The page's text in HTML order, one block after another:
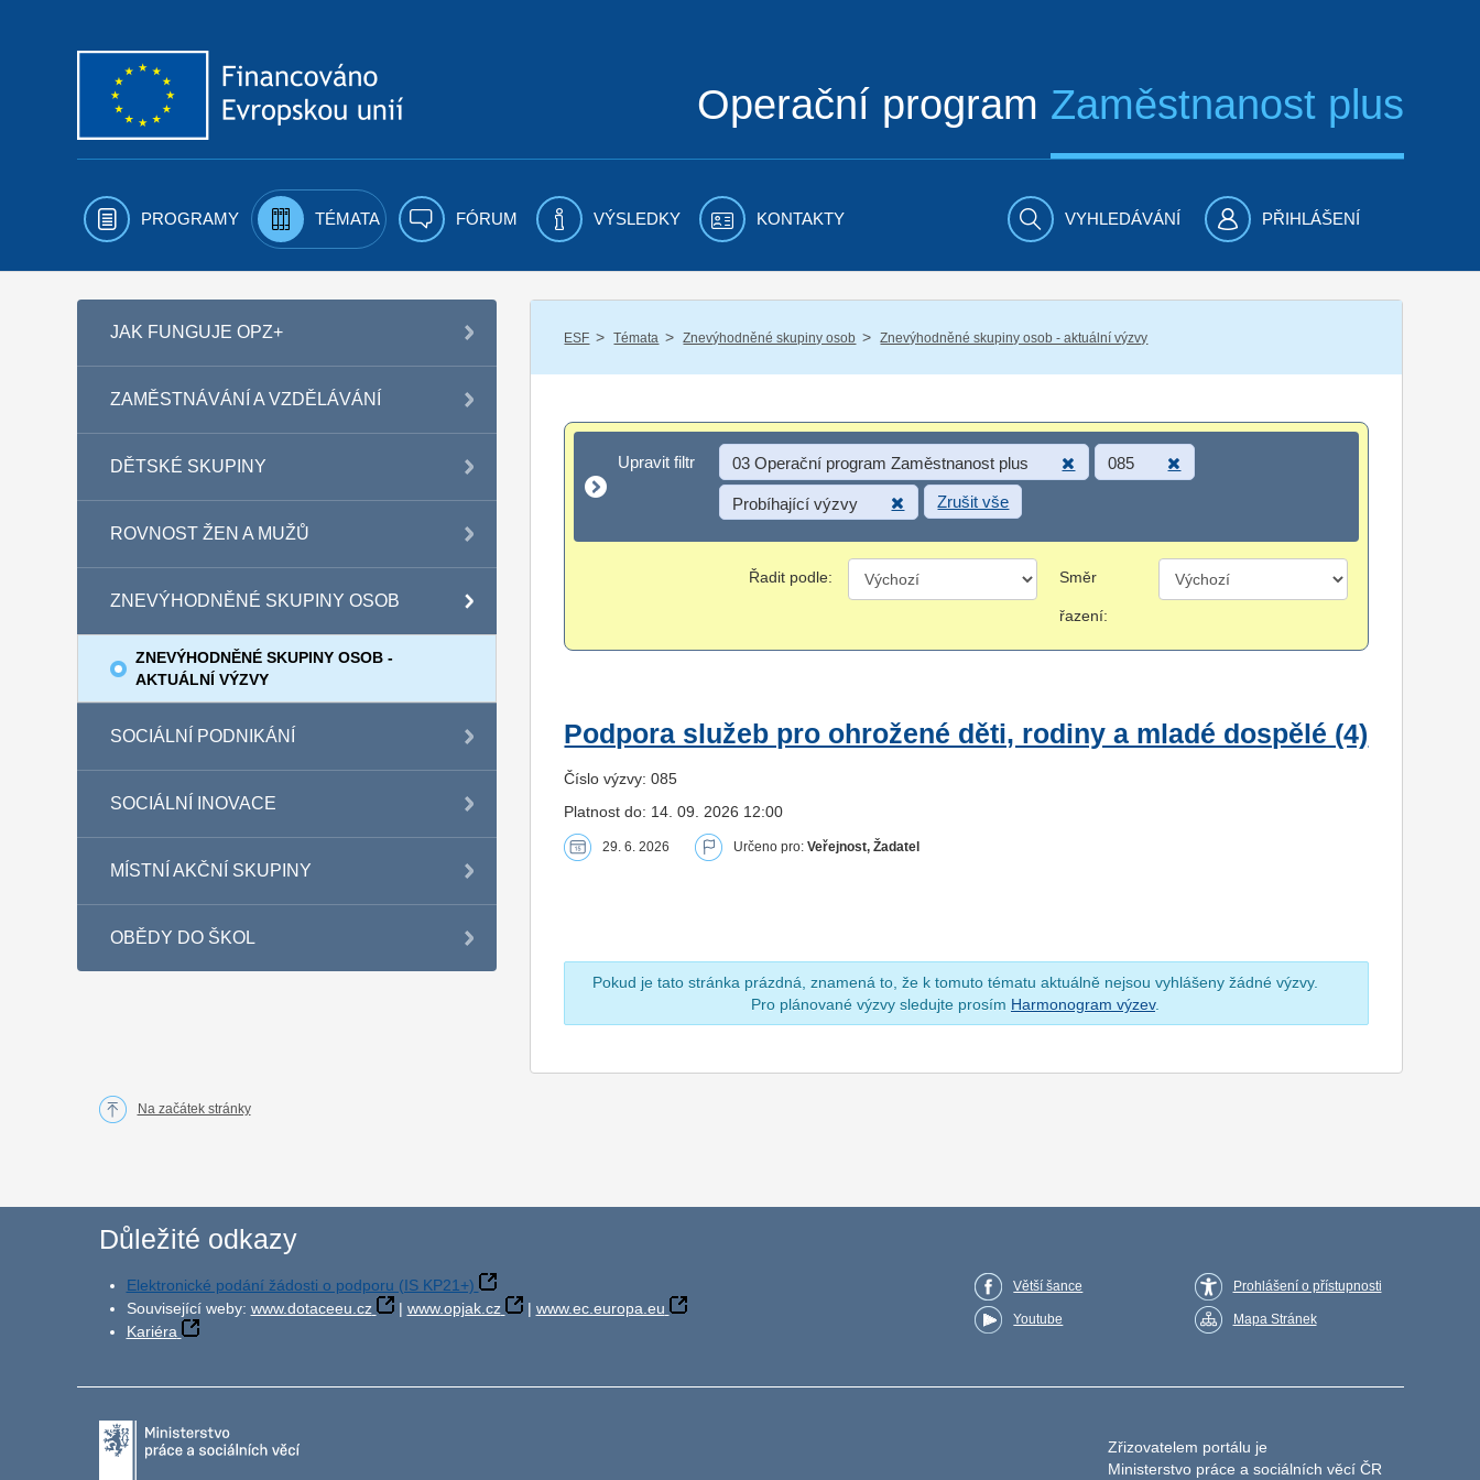
Operační program Zaměstnanost plus
PROGRAMY TÉMATA FÓRUM VÝSLEDKY KONTAKTY VYHLEDÁVÁNÍ PŘIHLÁŠENÍ
JAK FUNGUJE OPZ+
ZAMĚSTNÁVÁNÍ A VZDĚLÁVÁNÍ
DĚTSKÉ SKUPINY
ROVNOST ŽEN A MUŽŮ
ZNEVÝHODNĚNÉ SKUPINY OSOB
ZNEVÝHODNĚNÉ SKUPINY OSOB -
AKTUÁLNÍ VÝZVY
SOCIÁLNÍ PODNIKÁNÍ
SOCIÁLNÍ INOVACE
MÍSTNÍ AKČNÍ SKUPINY
OBĚDY DO ŠKOL
ESF / Témata / Znevýhodněné skupiny osob / Znevýhodněné skupiny osob - aktuální výzvy
Upravit filtr
Upravit filtr 03 Operační program Zaměstnanost plus 085
Probíhající výzvy Zrušit vše
Řadit podle: Směr
řazení:
Podpora služeb pro ohrožené děti, rodiny a mladé dospělé (4)
Číslo výzvy: 085
Platnost do: 14. 09. 2026 12:00
29. 6. 2026 Určeno pro:Veřejnost, Žadatel
Pokud je tato stránka prázdná, znamená to, že k tomuto tématu aktuálně nejsou vyhlášeny žádné výzvy.
Pro plánované výzvy sledujte prosím Harmonogram výzev.
Na začátek stránky
Důležité odkazy
Elektronické podání žádosti o podporu (IS KP21+)
Související weby: www.dotaceeu.cz | www.opjak.cz | www.ec.europa.eu
Kariéra
Větší šance
Youtube
Prohlášení o přístupnosti
Mapa Stránek
Zřizovatelem portálu je
Ministerstvo práce a sociálních věcí ČR